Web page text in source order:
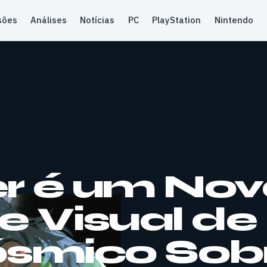
Análises Notícias PC PlayStation Nintendo
é um
Visual de